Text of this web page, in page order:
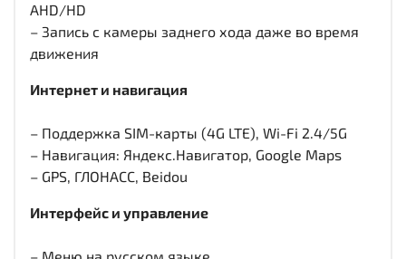
AHD/HD
– Запись с камеры заднего хода даже во время
движения
Интернет и навигация
– Поддержка SIM-карты (4G LTE), Wi-Fi 2.4/5G
– Навигация: Яндекс.Навигатор, Google Maps
– GPS, ГЛОНАСС, Beidou
Интерфейс и управление